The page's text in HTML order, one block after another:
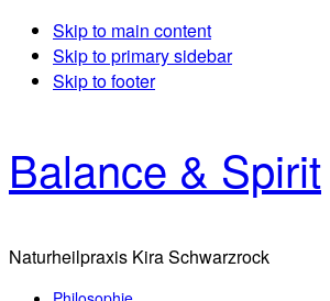
Skip to main content
Skip to primary sidebar
Skip to footer
Balance & Spirit
Naturheilpraxis Kira Schwarzrock